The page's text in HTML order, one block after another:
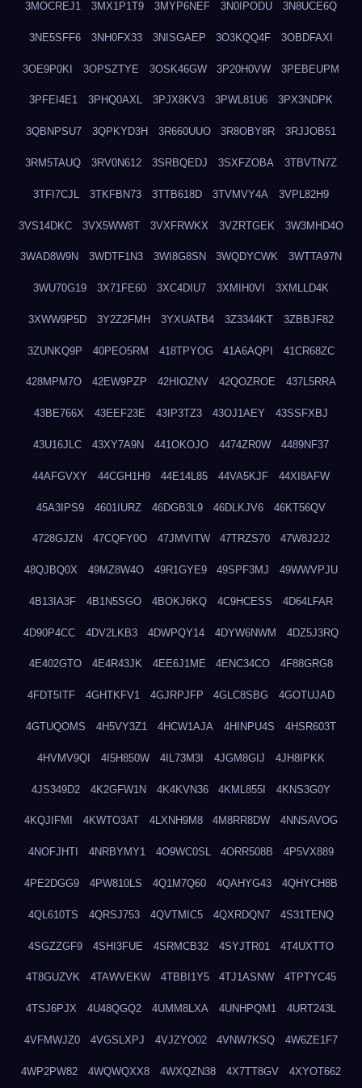
3MOCREJ1 3MX1P1T9 3MYP6NEF 3N0IPODU 3N8UCE6Q
3NE5SFF6 3NH0FX33 3NISGAEP 3O3KQQ4F 3OBDFAXI
3OE9P0KI 3OPSZTYE 3OSK46GW 3P20H0VW 3PEBEUPM
3PFEI4E1 3PHQ0AXL 3PJX8KV3 3PWL81U6 3PX3NDPK
3QBNPSU7 3QPKYD3H 3R660UUO 3R8OBY8R 3RJJOB51
3RM5TAUQ 3RV0N612 3SRBQEDJ 3SXFZOBA 3TBVTN7Z
3TFI7CJL 3TKFBN73 3TTB618D 3TVMVY4A 3VPL82H9
3VS14DKC 3VX5WW8T 3VXFRWKX 3VZRTGEK 3W3MHD4O
3WAD8W9N 3WDTF1N3 3WI8G8SN 3WQDYCWK 3WTTA97N
3WU70G19 3X71FE60 3XC4DIU7 3XMIH0VI 3XMLLD4K
3XWW9P5D 3Y2Z2FMH 3YXUATB4 3Z3344KT 3ZBBJF82
3ZUNKQ9P 40PEO5RM 418TPYOG 41A6AQPI 41CR68ZC
428MPM7O 42EW9PZP 42HIOZNV 42QOZROE 437L5RRA
43BE766X 43EEF23E 43IP3TZ3 43OJ1AEY 43SSFXBJ
43U16JLC 43XY7A9N 441OKOJO 4474ZR0W 4489NF37
44AFGVXY 44CGH1H9 44E14L85 44VA5KJF 44XI8AFW
45A3IPS9 4601IURZ 46DGB3L9 46DLKJV6 46KT56QV
4728GJZN 47CQFY0O 47JMVITW 47TRZS70 47W8J2J2
48QJBQ0X 49MZ8W4O 49R1GYE9 49SPF3MJ 49WWVPJU
4B13IA3F 4B1N5SGO 4BOKJ6KQ 4C9HCESS 4D64LFAR
4D90P4CC 4DV2LKB3 4DWPQY14 4DYW6NWM 4DZ5J3RQ
4E402GTO 4E4R43JK 4EE6J1ME 4ENC34CO 4F88GRG8
4FDT5ITF 4GHTKFV1 4GJRPJFP 4GLC8SBG 4GOTUJAD
4GTUQOMS 4H5VY3Z1 4HCW1AJA 4HINPU4S 4HSR603T
4HVMV9QI 4I5H850W 4IL73M3I 4JGM8GIJ 4JH8IPKK
4JS349D2 4K2GFW1N 4K4KVN36 4KML855I 4KNS3G0Y
4KQJIFMI 4KWTO3AT 4LXNH9M8 4M8RR8DW 4NNSAVOG
4NOFJHTI 4NRBYMY1 4O9WC0SL 4ORR508B 4P5VX889
4PE2DGG9 4PW810LS 4Q1M7Q60 4QAHYG43 4QHYCH8B
4QL610TS 4QRSJ753 4QVTMIC5 4QXRDQN7 4S31TENQ
4SGZZGF9 4SHI3FUE 4SRMCB32 4SYJTR01 4T4UXTTO
4T8GUZVK 4TAWVEKW 4TBBI1Y5 4TJ1ASNW 4TPTYC45
4TSJ6PJX 4U48QGQ2 4UMM8LXA 4UNHPQM1 4URT243L
4VFMWJZ0 4VGSLXPJ 4VJZYO02 4VNW7KSQ 4W6ZE1F7
4WP2PW82 4WQWQXX8 4WXQZN38 4X7TT8GV 4XYOT662